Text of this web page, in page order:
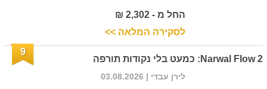
החל מ - 2,302 ₪
לסקירה המלאה >>
Narwal Flow 2: כמעט בלי נקודות תורפה
9
לירן עבדי | 03.08.2026